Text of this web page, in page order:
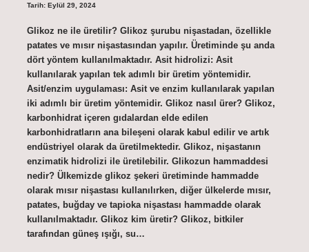
Tarih: Eylül 29, 2024
Glikoz ne ile üretilir? Glikoz şurubu nişastadan, özellikle
patates ve mısır nişastasından yapılır. Üretiminde şu anda
dört yöntem kullanılmaktadır. Asit hidrolizi: Asit
kullanılarak yapılan tek adımlı bir üretim yöntemidir.
Asit/enzim uygulaması: Asit ve enzim kullanılarak yapılan
iki adımlı bir üretim yöntemidir. Glikoz nasıl ürer? Glikoz,
karbonhidrat içeren gıdalardan elde edilen
karbonhidratların ana bileşeni olarak kabul edilir ve artık
endüstriyel olarak da üretilmektedir. Glikoz, nişastanın
enzimatik hidrolizi ile üretilebilir. Glikozun hammaddesi
nedir? Ülkemizde glikoz şekeri üretiminde hammadde
olarak mısır nişastası kullanılırken, diğer ülkelerde mısır,
patates, buğday ve tapioka nişastası hammadde olarak
kullanılmaktadır. Glikoz kim üretir? Glikoz, bitkiler
tarafından güneş ışığı, su…